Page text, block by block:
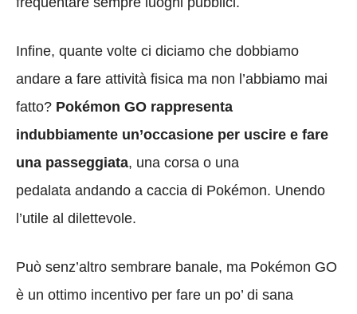
Infine, quante volte ci diciamo che dobbiamo
andare a fare attività fisica ma non l’abbiamo mai
fatto? Pokémon GO rappresenta
indubbiamente un’occasione per uscire e fare
una passeggiata, una corsa o una
pedalata andando a caccia di Pokémon. Unendo
l’utile al dilettevole.
Può senz’altro sembrare banale, ma Pokémon GO
è un ottimo incentivo per fare un po’ di sana